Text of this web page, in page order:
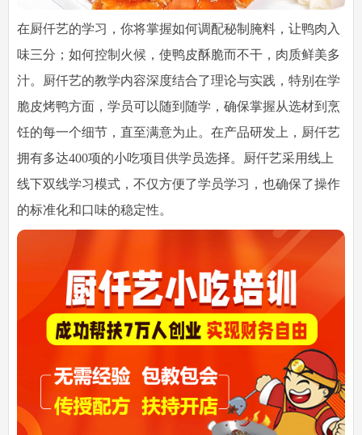
在厨仟艺的学习，你将掌握如何调配秘制腌料，让鸭肉入
味三分；如何控制火候，使鸭皮酥脆而不干，肉质鲜美多
汁。厨仟艺的教学内容深度结合了理论与实践，特别在学
脆皮烤鸭方面，学员可以随到随学，确保掌握从选材到烹
饪的每一个细节，直至满意为止。在产品研发上，厨仟艺
拥有多达400项的小吃项目供学员选择。厨仟艺采用线上
线下双线学习模式，不仅方便了学员学习，也确保了操作
的标准化和口味的稳定性。